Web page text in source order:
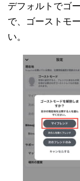
デフォルトでゴ
で、ゴーストモ
い。